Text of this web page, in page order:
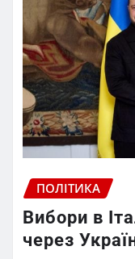
ПОЛІТИКА
Вибори в
через